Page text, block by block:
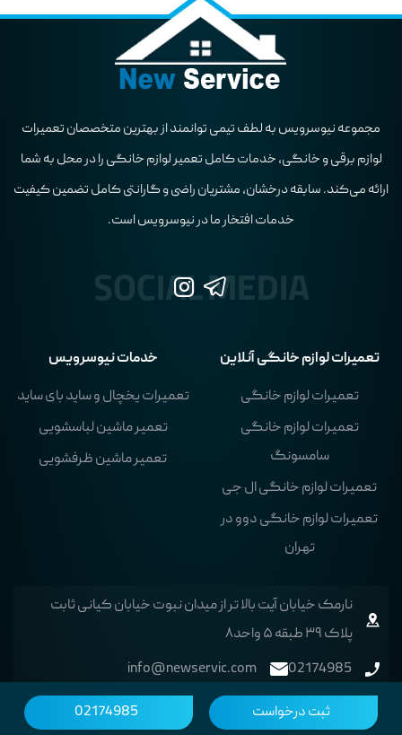
ثبت درخواست 02174985
تعمیرات لوازم خانگی آنلاین
تعمیرات لوازم خانگی
تعمیرات لوازم خانگی
سامسونگ
تعمیرات لوازم خانگی ال جی
تعمیرات لوازم خانگی دوو در
تهران
مجموعه نیوسرویس به لطف تیمی توانمند از بهترین متخصصان تعمیرات
لوازم برقی و خانگی، خدمات کامل تعمیر لوازم خانگی را در محل به شما
ارائه می‌کند. سابقه درخشان، مشتریان راضی و گارانتی کامل تضمین کیفیت
خدمات افتخار ما در نیوسرویس است.
خدمات نیوسرویس
تعمیرات یخچال و ساید بای ساید
تعمیر ماشین لباسشویی
تعمیر ماشین ظرفشویی
نارمک خیابان آیت بالا تر از میدان نبوت خیابان کیانی ثابت
پلاک ۳۹ طبقه ۵ واحد۸
02174985
info@newservic.com
Copyright © 2021 by NewService